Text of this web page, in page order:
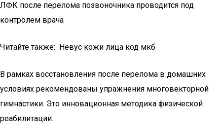
ЛФК после перелома позвоночника проводится под
контролем врача
Читайте также: Невус кожи лица код мкб
В рамках восстановления после перелома в домашних
условиях рекомендованы упражнения многовекторной
гимнастики. Это инновационная методика физической
реабилитации.